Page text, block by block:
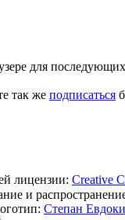
для
так же подписаться
лицензии: Creative
и
Степан